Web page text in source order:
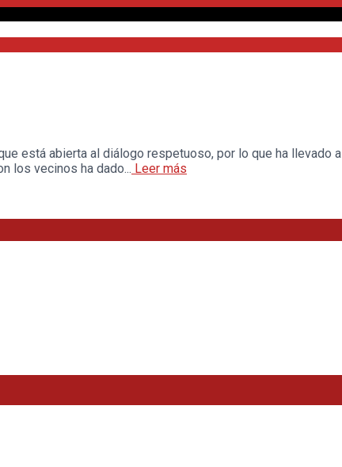
está abierta al diálogo respetuoso, por lo que ha llevado a
los vecinos ha dado... Leer más